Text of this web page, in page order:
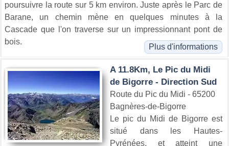
poursuivre la route sur 5 km environ. Juste après le Parc de
Barane, un chemin mène en quelques minutes à la
Cascade que l'on traverse sur un impressionnant pont de
bois.
Plus d'informations
A 11.8Km, Le Pic du Midi
de Bigorre - Direction Sud
Route du Pic du Midi - 65200
Bagnères-de-Bigorre
Le pic du Midi de Bigorre est
situé dans les Hautes-
Pyrénées, et atteint une